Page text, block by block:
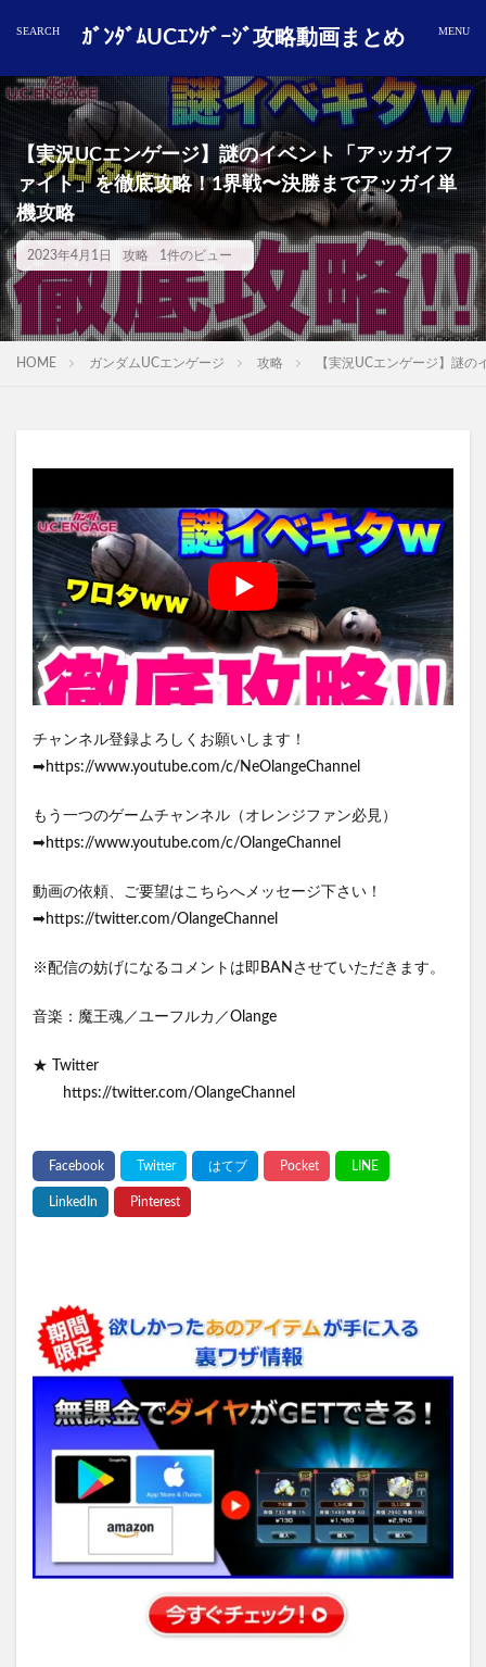
ｶﾞﾝﾀﾞﾑUCｴﾝｹﾞｰｼﾞ攻略動画まとめ
【実況UCエンゲージ】謎のイベント「アッガイフ
ァイト」を徹底攻略！1界戦〜決勝までアッガイ単
機攻略
2023年4月1日 攻略 1件のビュー
HOME ガンダムUCエンゲージ 攻略 【実況UCエンゲージ】謎
チャンネル登録よろしくお願いします！
➡https://www.youtube.com/c/NeOlangeChannel
もう一つのゲームチャンネル（オレンジファン必見）
➡https://www.youtube.com/c/OlangeChannel
動画の依頼、ご要望はこちらへメッセージ下さい！
➡https://twitter.com/OlangeChannel
※配信の妨げになるコメントは即BANさせていただきます。
音楽：魔王魂／ユーフルカ／Olange
★ Twitter
https://twitter.com/OlangeChannel